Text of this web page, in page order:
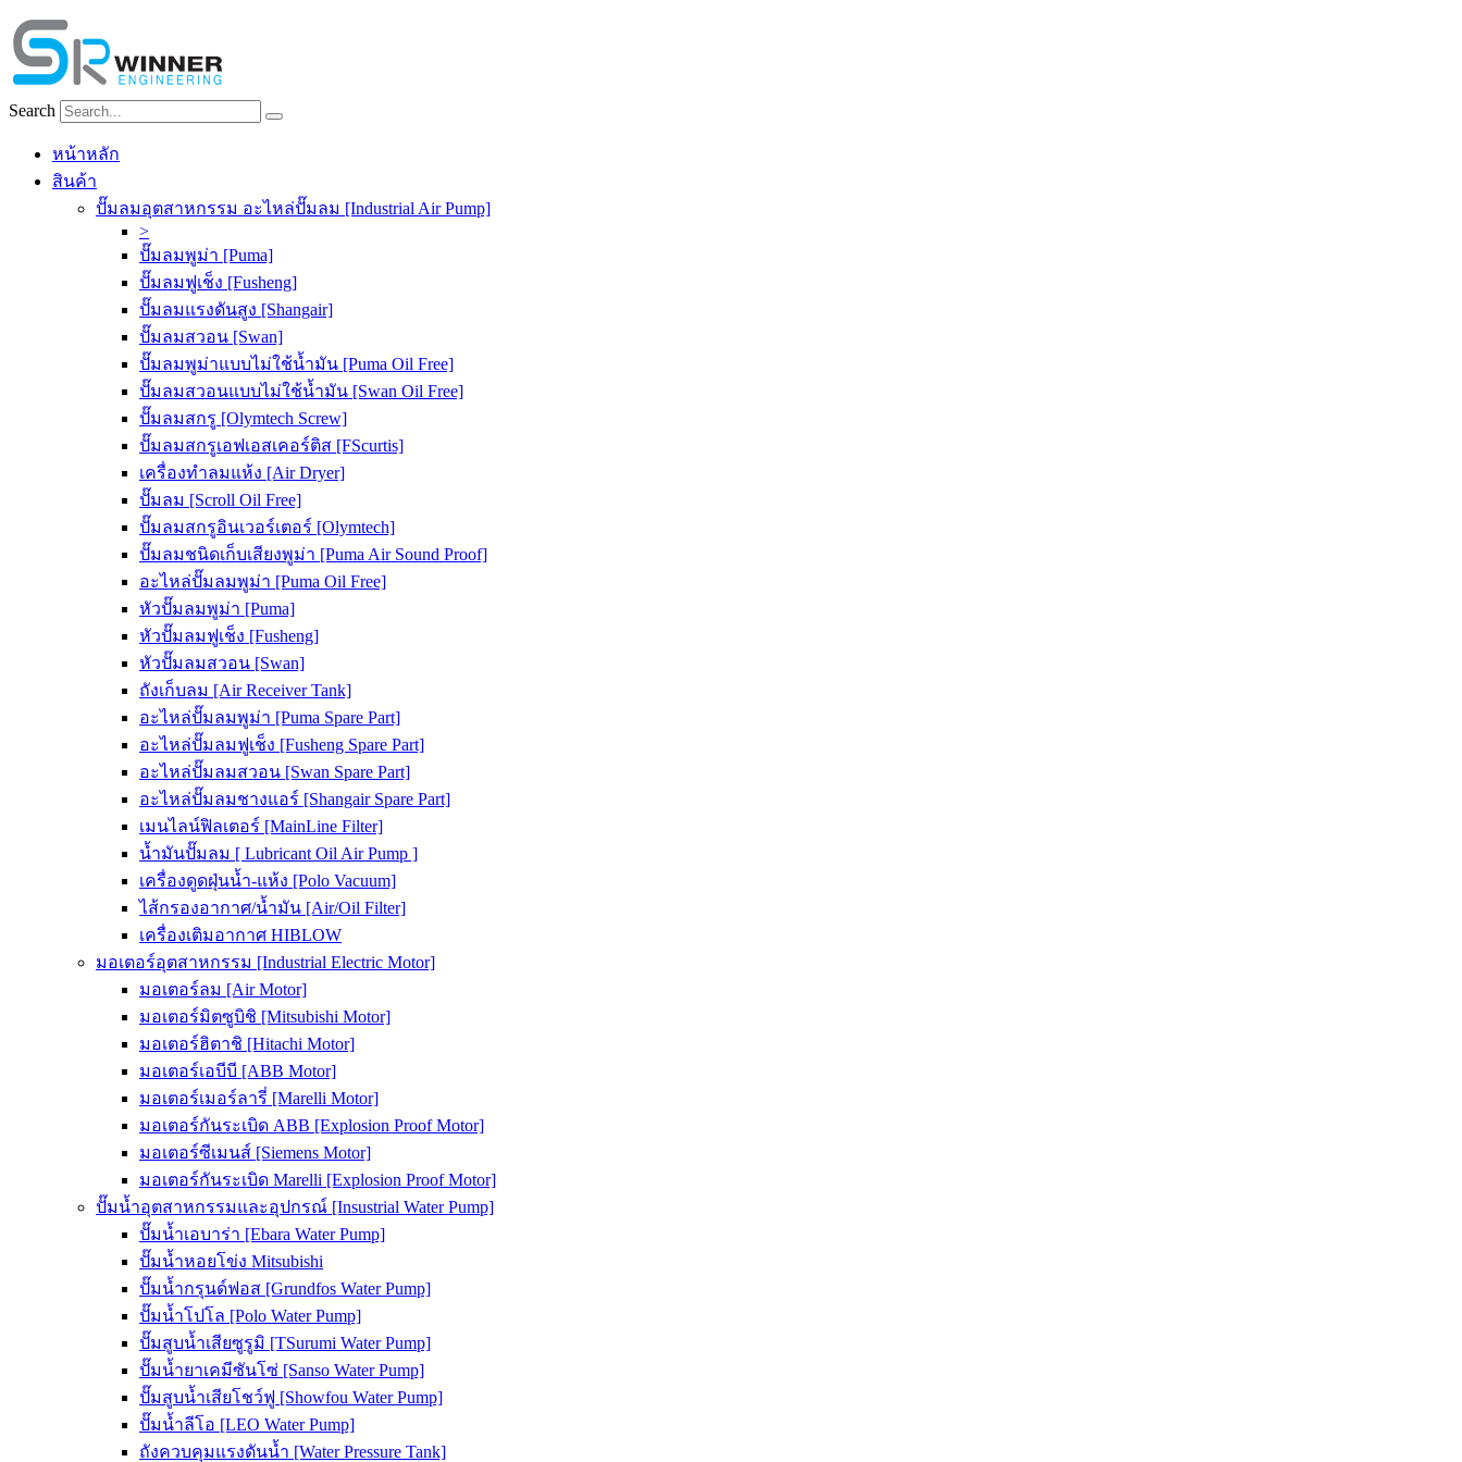
Skip
to
content
Search
หน้าหลัก
สินค้า
ปั๊มลมอุตสาหกรรม อะไหล่ปั๊มลม [Industrial Air Pump]
>
ปั๊มลมพูม่า [Puma]
ปั๊มลมฟูเช็ง [Fusheng]
ปั๊มลมแรงดันสูง [Shangair]
ปั๊มลมสวอน [Swan]
ปั๊มลมพูม่าแบบไม่ใช้น้ำมัน [Puma Oil Free]
ปั๊มลมสวอนแบบไม่ใช้น้ำมัน [Swan Oil Free]
ปั๊มลมสกรู [Olymtech Screw]
ปั๊มลมสกรูเอฟเอสเคอร์ติส [FScurtis]
เครื่องทำลมแห้ง [Air Dryer]
ปั๊มลม [Scroll Oil Free]
ปั๊มลมสกรูอินเวอร์เตอร์ [Olymtech]
ปั๊มลมชนิดเก็บเสียงพูม่า [Puma Air Sound Proof]
อะไหล่ปั๊มลมพูม่า [Puma Oil Free]
หัวปั๊มลมพูม่า [Puma]
หัวปั๊มลมฟูเช็ง [Fusheng]
หัวปั๊มลมสวอน [Swan]
ถังเก็บลม [Air Receiver Tank]
อะไหล่ปั๊มลมพูม่า [Puma Spare Part]
อะไหล่ปั๊มลมฟูเช็ง [Fusheng Spare Part]
อะไหล่ปั๊มลมสวอน [Swan Spare Part]
อะไหล่ปั๊มลมชางแอร์ [Shangair Spare Part]
เมนไลน์ฟิลเตอร์ [MainLine Filter]
น้ำมันปั๊มลม [ Lubricant Oil Air Pump ]
เครื่องดูดฝุ่นน้ำ-แห้ง [Polo Vacuum]
ไส้กรองอากาศ/น้ำมัน [Air/Oil Filter]
เครื่องเติมอากาศ HIBLOW
มอเตอร์อุตสาหกรรม [Industrial Electric Motor]
มอเตอร์ลม [Air Motor]
มอเตอร์มิตซูบิชิ [Mitsubishi Motor]
มอเตอร์ฮิตาชิ [Hitachi Motor]
มอเตอร์เอบีบี [ABB Motor]
มอเตอร์เมอร์ลารี่ [Marelli Motor]
มอเตอร์กันระเบิด ABB [Explosion Proof Motor]
มอเตอร์ซีเมนส์ [Siemens Motor]
มอเตอร์กันระเบิด Marelli [Explosion Proof Motor]
ปั๊มน้ำอุตสาหกรรมและอุปกรณ์ [Insustrial Water Pump]
ปั๊มน้ำเอบาร่า [Ebara Water Pump]
ปั๊มน้ำหอยโข่ง Mitsubishi
ปั๊มน้ำกรุนด์ฟอส [Grundfos Water Pump]
ปั๊มน้ำโปโล [Polo Water Pump]
ปั๊มสูบน้ำเสียซูรูมิ [TSurumi Water Pump]
ปั๊มน้ำยาเคมีซันโซ่ [Sanso Water Pump]
ปั๊มสูบน้ำเสียโชว์ฟู [Showfou Water Pump]
ปั๊มน้ำลีโอ [LEO Water Pump]
ถังควบคุมแรงดันน้ำ [Water Pressure Tank]